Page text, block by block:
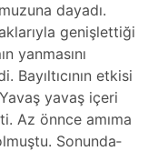
dayadı.
genişlettiği
yanmasını
etkisi
yavaş içeri
Az önnce amıma
Sonunda­